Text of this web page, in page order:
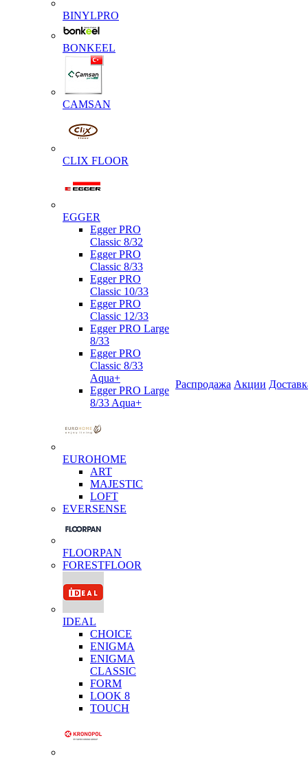
BINYLPRO
BONKEEL
CAMSAN
CLIX FLOOR
EGGER
Egger PRO
Classic 8/32
Egger PRO
Classic 8/33
Egger PRO
Classic 10/33
Egger PRO
Classic 12/33
Egger PRO Large
8/33
Egger PRO
Classic 8/33
Aqua+
Egger PRO Large
8/33 Aqua+
EUROHOME
ART
MAJESTIC
LOFT
EVERSENSE
FLOORPAN
FORESTFLOOR
IDEAL
CHOICE
ENIGMA
ENIGMA
CLASSIC
FORM
LOOK 8
TOUCH
Распродажа Акции